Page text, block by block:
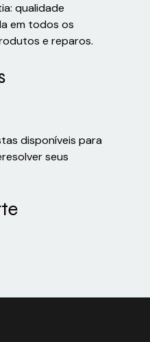
qualidade
em todos os
e reparos.
disponíveis para
seus